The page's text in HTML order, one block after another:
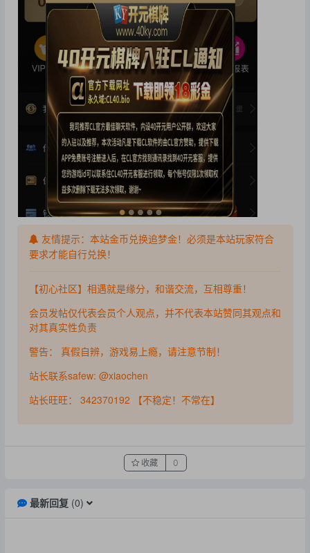
友情提示：本站金币兑换追梦金！必须是本站玩家符合
要求才能自行兑换！
【初心社区】相遇就是缘分，和谐交流，互相尊重！
会员发帖仅代表会员个人观点，并不代表本站赞同其观点和
对其真实性负责
警告： 真假自辨，游戏易上瘾，请注意节制！
站长联系safew: @xiaochen
站长旺旺： 342370192 【不稳定！不常在】
收藏 0
最新回复(0)